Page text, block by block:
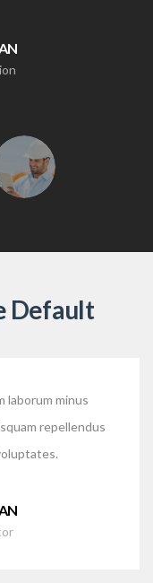
Default
laborum minus
repellendus